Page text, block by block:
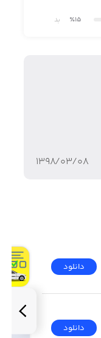
٪15 بد
۱۳۹۸/۰۳/۰۸
دانلود
دانلود